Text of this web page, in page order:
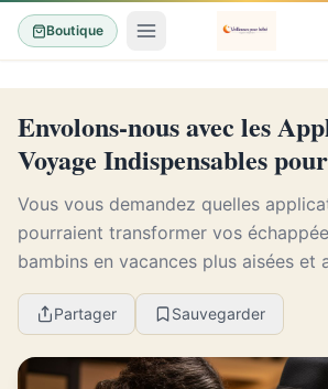
Boutique
Envolons-nous avec les
Voyage Indispensables pour
Vous vous demandez quelles
pourraient transformer vos
bambins en vacances plus aisées et
êtes au bon endroit. Laissez-moi
Partager Sauvegarder